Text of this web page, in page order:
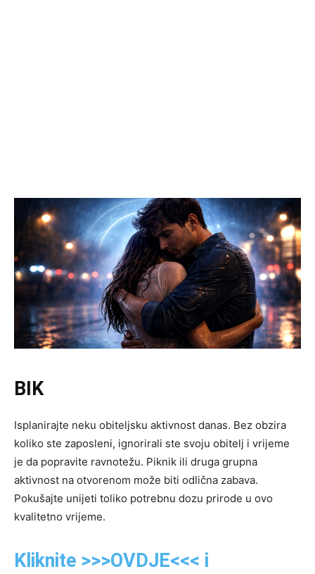
BIK
Isplanirajte neku obiteljsku aktivnost danas. Bez obzira
koliko ste zaposleni, ignorirali ste svoju obitelj i vrijeme
je da popravite ravnotežu. Piknik ili druga grupna
aktivnost na otvorenom može biti odlična zabava.
Pokušajte unijeti toliko potrebnu dozu prirode u ovo
kvalitetno vrijeme.
Kliknite >>>OVDJE<<< i